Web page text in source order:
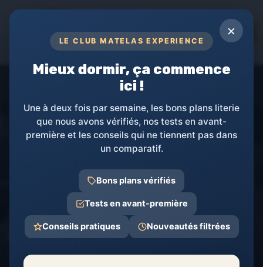
RÉVÉLEZ LA PUISSANCE DE VOTRE
SOMMEIL
TOPs
Matelas Experience
Choisir le bon drap housse
160 pour votre lit
×
LE CLUB MATELAS EXPERIENCE
Mieux dormir, ça commence
ici !
Une à deux fois par semaine, les bons plans literie
que nous avons vérifiés, nos tests en avant-
première et les conseils qui ne tiennent pas dans
un comparatif.
Bons plans vérifiés
Tests en avant-première
Conseils pratiques Nouveautés filtrées
Panneau de gestion des cookies